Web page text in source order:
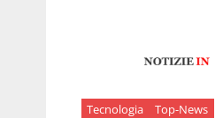
Tecnologia Top-News